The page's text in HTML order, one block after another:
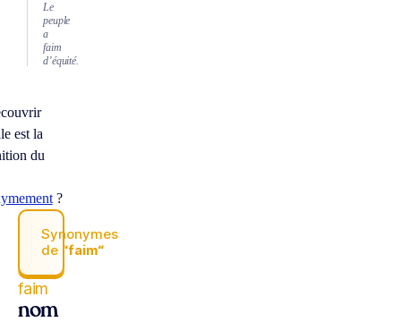
Le
peuple
a
faim
d’équité.
est la
du
?
Synonymes
de “faim“
faim
nom